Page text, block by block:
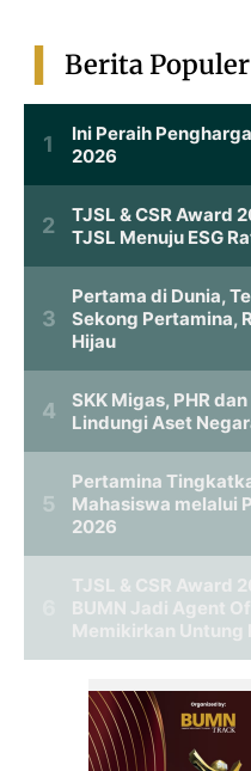
Berita Populer